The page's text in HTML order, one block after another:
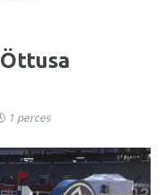
1 perces